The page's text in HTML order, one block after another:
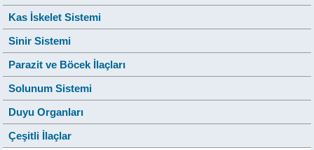
Kas İskelet Sistemi
Sinir Sistemi
Parazit ve Böcek İlaçları
Solunum Sistemi
Duyu Organları
Çeşitli İlaçlar